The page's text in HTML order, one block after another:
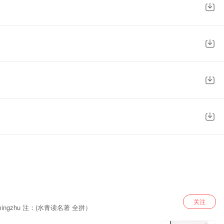
用声音演绎文字，在你的空闲让心灵飞扬，漫游古今中外的文学天地。听原著，听名著，水青给你不一样的体验！微o信o公0众0号：shuiqingdumingzhu 注：(水青读名著 全拼）
关注